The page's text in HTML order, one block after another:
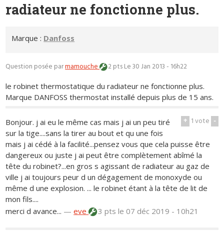
radiateur ne fonctionne plus.
Marque : Danfoss
Question posée parmamouche 2 ptsLe 30 Jan 2013 - 16h22
le robinet thermostatique du radiateur ne fonctionne plus.
Marque DANFOSS thermostat installé depuis plus de 15 ans.
+ 1vote -
Bonjour. j ai eu le même cas mais j ai un peu tiré
sur la tige....sans la tirer au bout et qu une fois
mais j ai cédé à la facilité...pensez vous que cela puisse être
dangereux ou juste j ai peut être complètement abîmé la
tête du robinet?...en gros s agissant de radiateur au gaz de
ville j ai toujours peur d un dégagement de monoxyde ou
même d une explosion. ... le robinet étant à la tête de lit de
mon fils....
merci d avance... —eve 3 ptsle 07 déc 2019 - 10h21